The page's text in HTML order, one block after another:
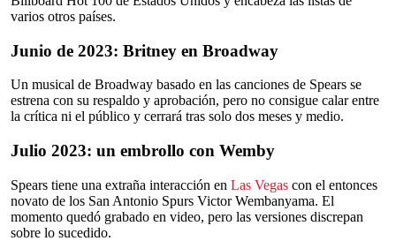
varios otros países.
Junio de 2023: Britney en Broadway
Un musical de Broadway basado en las canciones de Spears se
estrena con su respaldo y aprobación, pero no consigue calar entre
la crítica ni el público y cerrará tras solo dos meses y medio.
Julio 2023: un embrollo con Wemby
Spears tiene una extraña interacción en Las Vegas con el entonces
novato de los San Antonio Spurs Victor Wembanyama. El
momento quedó grabado en video, pero las versiones discrepan
sobre lo sucedido.